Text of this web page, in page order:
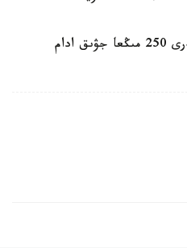
ايتا كەتەيىك، جىل باسىنان بەرى 250 مىڭعا جۋىق ادام